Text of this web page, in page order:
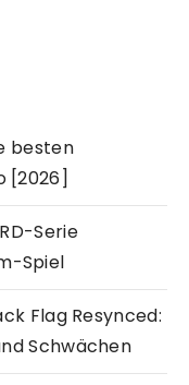
besten
[2026]
Serie
Spiel
Flag Resynced:
Schwächen